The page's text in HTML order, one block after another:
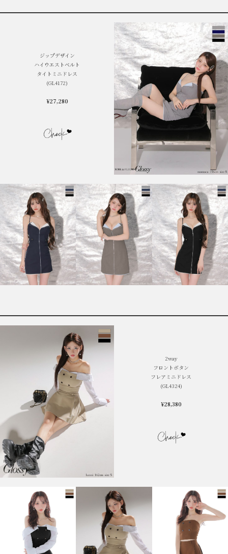
ジップデザイン
ハイウエストベルト
タイトミニドレス
(GL4172)
¥27,280
2way
フロントボタン
フレアミニドレス
(GL4324)
¥28,380